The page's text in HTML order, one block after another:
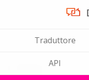
Traduttore
API